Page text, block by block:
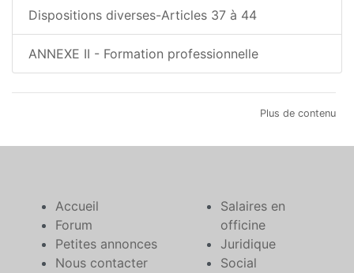
Dispositions diverses-Articles 37 à 44
ANNEXE II - Formation professionnelle
Plus de contenu
Accueil
Forum
Petites annonces
Nous contacter
Salaires en
officine
Juridique
Social